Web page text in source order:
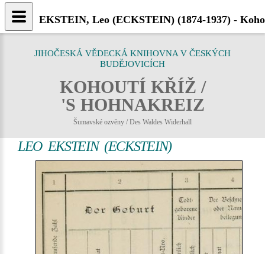
JIHOČESKÁ VĚDECKÁ KNIHOVNA V ČESKÝCH
BUDĚJOVICÍCH
KOHOUTÍ KŘÍŽ /
'S HOHNAKREIZ
Šumavské ozvěny / Des Waldes Widerhall
LEO EKSTEIN (ECKSTEIN)
EKSTEIN, Leo (ECKSTEIN) (1874-1937) -